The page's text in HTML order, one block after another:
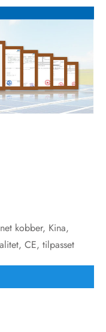
kobber, Kina,
CE, tilpasset